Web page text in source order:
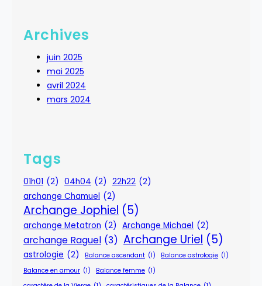
Archives
juin 2025
mai 2025
avril 2024
mars 2024
Tags
01h01 (2) 04h04 (2) 22h22 (2)
archange Chamuel (2)
Archange Jophiel (5)
archange Metatron (2) Archange Michael (2)
archange Raguel (3) Archange Uriel (5)
astrologie (2) Balance ascendant (1) Balance astrologie (1)
Balance en amour (1) Balance femme (1)